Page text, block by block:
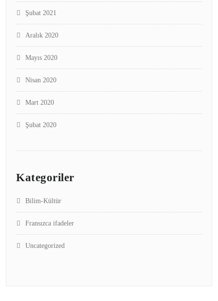
Şubat 2021
Aralık 2020
Mayıs 2020
Nisan 2020
Mart 2020
Şubat 2020
Kategoriler
Bilim-Kültür
Fransızca ifadeler
Uncategorized